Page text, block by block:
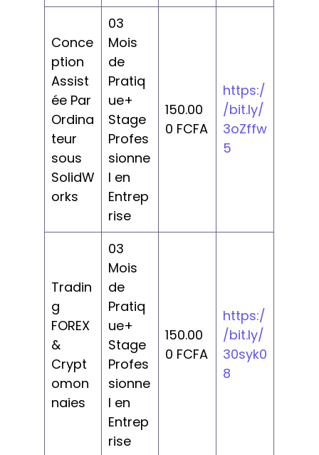
Conce
ption
Assist
ée Par
Ordina
teur
sous
SolidW
orks
03
Mois
de
Pratiq
ue+
Stage
Profes
sionne
l en
Entrep
rise
150.00
0 FCFA
https:/
/bit.ly/
3oZffw
5
Tradin
g
FOREX
&
Crypt
omon
naies
03
Mois
de
Pratiq
ue+
Stage
Profes
sionne
l en
Entrep
rise
150.00
0 FCFA
https:/
/bit.ly/
30syk0
8